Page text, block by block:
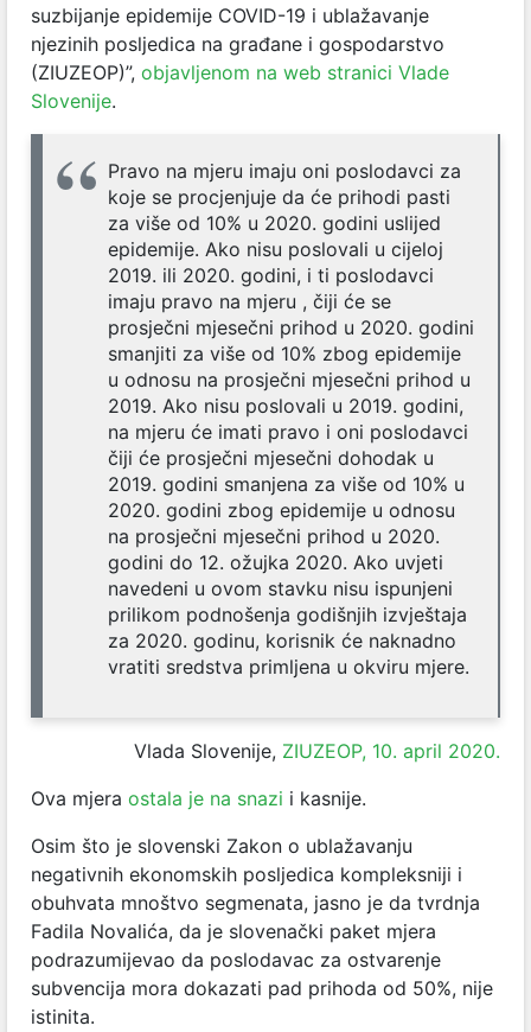
suzbijanje epidemije COVID-19 i ublažavanje
njezinih posljedica na građane i gospodarstvo
(ZIUZEOP)”, objavljenom na web stranici Vlade
Slovenije.
Pravo na mjeru imaju oni poslodavci za
koje se procjenjuje da će prihodi pasti
za više od 10% u 2020. godini uslijed
epidemije. Ako nisu poslovali u cijeloj
2019. ili 2020. godini, i ti poslodavci
imaju pravo na mjeru , čiji će se
prosječni mjesečni prihod u 2020. godini
smanjiti za više od 10% zbog epidemije
u odnosu na prosječni mjesečni prihod u
2019. Ako nisu poslovali u 2019. godini,
na mjeru će imati pravo i oni poslodavci
čiji će prosječni mjesečni dohodak u
2019. godini smanjena za više od 10% u
2020. godini zbog epidemije u odnosu
na prosječni mjesečni prihod u 2020.
godini do 12. ožujka 2020. Ako uvjeti
navedeni u ovom stavku nisu ispunjeni
prilikom podnošenja godišnjih izvještaja
za 2020. godinu, korisnik će naknadno
vratiti sredstva primljena u okviru mjere.
Vlada Slovenije, ZIUZEOP, 10. april 2020.
Ova mjera ostala je na snazi i kasnije.
Osim što je slovenski Zakon o ublažavanju
negativnih ekonomskih posljedica kompleksniji i
obuhvata mnoštvo segmenata, jasno je da tvrdnja
Fadila Novalića, da je slovenački paket mjera
podrazumijevao da poslodavac za ostvarenje
subvencija mora dokazati pad prihoda od 50%, nije
istinita.